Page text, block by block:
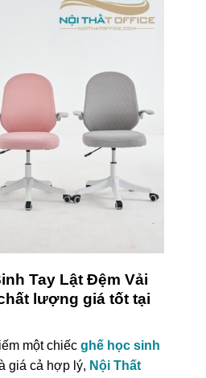
Tay Lật Đệm Vải
lượng giá tốt tại
một chiếc ghế học sinh
giá cả hợp lý, Nội Thất